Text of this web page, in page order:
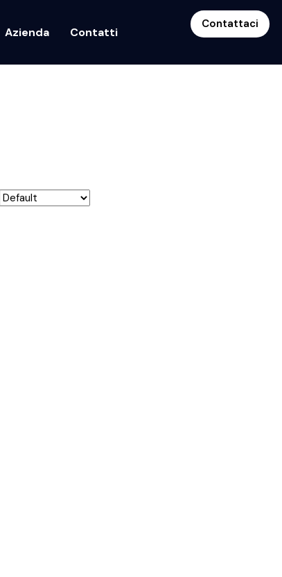
Azienda Contatti
Contattaci